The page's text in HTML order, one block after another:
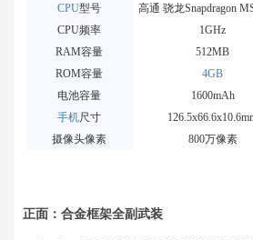
CPU型号 高通 骁龙Snapdragon
CPU频率
1GHz
RAM容量
512MB
ROM容量
4GB
电池容量
1600mAh
手机尺寸
摄像头像素
800万像素
正面：合金框架全副武装